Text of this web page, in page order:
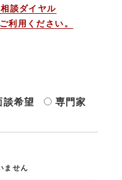
談ダイヤル
用ください。
談希望
専門家
ません